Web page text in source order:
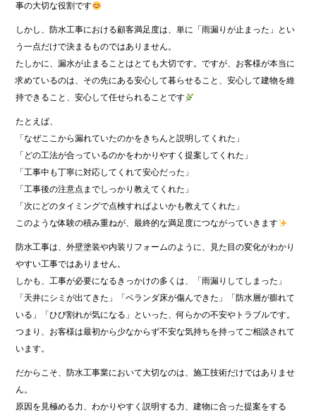
事の大切な役割です
しかし、防水工事における顧客満足度は、単に「雨漏りが止まった」とい
う一点だけで決まるものではありません。
たしかに、漏水が止まることはとても大切です。ですが、お客様が本当に
求めているのは、その先にある安心して暮らせること、安心して建物を維
持できること、安心して任せられることです
たとえば、
「なぜここから漏れていたのかをきちんと説明してくれた」
「どの工法が合っているのかをわかりやすく提案してくれた」
「工事中も丁寧に対応してくれて安心だった」
「工事後の注意点までしっかり教えてくれた」
「次にどのタイミングで点検すればよいかも教えてくれた」
このような体験の積み重ねが、最終的な満足度につながっていきます
防水工事は、外壁塗装や内装リフォームのように、見た目の変化がわかり
やすい工事ではありません。
しかも、工事が必要になるきっかけの多くは、「雨漏りしてしまった」
「天井にシミが出てきた」「ベランダ床が傷んできた」「防水層が膨れて
いる」「ひび割れが気になる」といった、何らかの不安やトラブルです。
つまり、お客様は最初から少なからず不安な気持ちを持ってご相談されて
います。
だからこそ、防水工事業において大切なのは、施工技術だけではありませ
ん。
原因を見極める力、わかりやすく説明する力、建物に合った提案をする